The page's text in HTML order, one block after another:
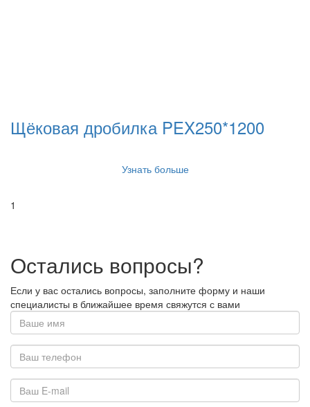
Щёковая дробилка PEX250*1200
Узнать больше
1
Остались вопросы?
Если у вас остались вопросы, заполните форму и наши
специалисты в ближайшее время свяжутся с вами